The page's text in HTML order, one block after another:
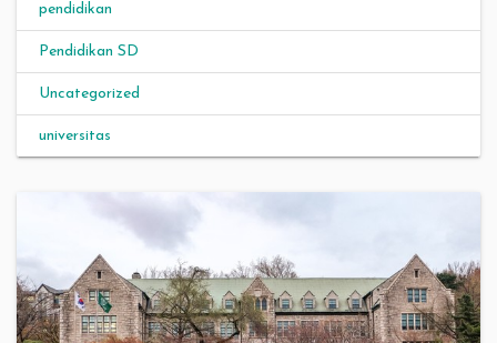
pendidikan
Pendidikan SD
Uncategorized
universitas